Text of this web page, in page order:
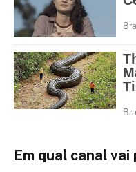
Em qual canal